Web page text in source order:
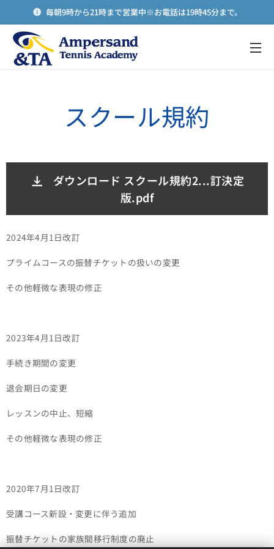
毎朝9時から21時まで営業中※お電話は19時45分まで。
スクール規約
ダウンロード スクール規約2...訂決定
版.pdf
2024年4月1日改訂
プライムコースの振替チケットの扱いの変更
その他軽微な表現の修正
2023年4月1日改訂
手続き期間の変更
退会期日の変更
レッスンの中止、短縮
その他軽微な表現の修正
2020年7月1日改訂
受講コース新設・変更に伴う追加
振替チケットの家族間移行制度の廃止